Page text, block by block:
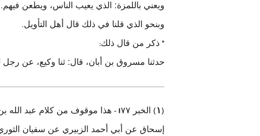
ويعني باللمزة: الذي يعيب الناس، ويطعن فيهم.
وبنحو الذي قلنا في ذلك قال أهل التأويل.
* ذكر من قال ذلك:
حدثنا مسروق بن أبان، قال: ثنا وكيع، عن
( ١ ) الخبر ١٧٧ - هذا موقوف من كلام عبد الله
إسحاق عن أبي أحمد الزبيري عن سفيان